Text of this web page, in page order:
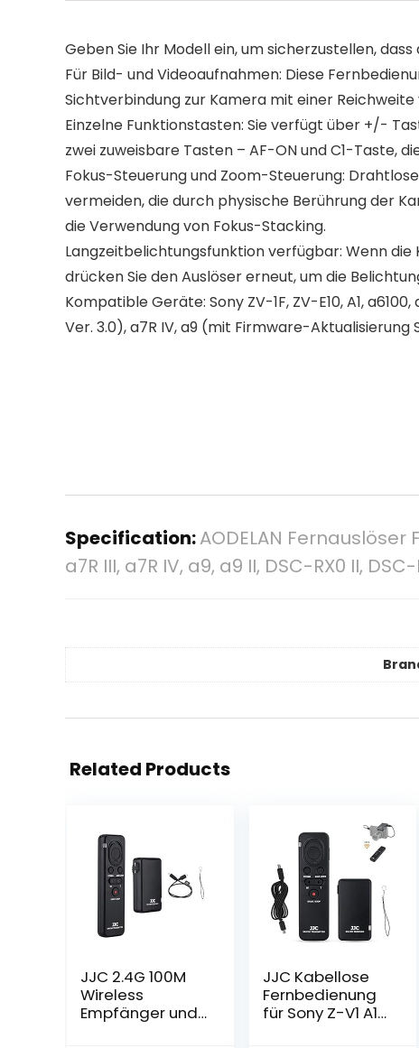
Geben Sie Ihr Modell ein, um sicherzustellen,
Für Bild- und Videoaufnahmen: Diese
Sichtverbindung zur Kamera mit einer Reichweite
Einzelne Funktionstasten: Sie verfügt über +/-
zwei zuweisbare Tasten – AF-ON und C1-Taste,
Fokus-Steuerung und Zoom-Steuerung:
vermeiden, die durch physische Berührung der
die Verwendung von Fokus-Stacking.
Langzeitbelichtungsfunktion verfügbar: Wenn die
drücken Sie den Auslöser erneut, um die
Kompatible Geräte: Sony ZV-1F, ZV-E10, A1,
Ver. 3.0), a7R IV, a9 (mit Firmware-Aktualisierung
Specification:AODELAN Fernauslöser
a7R III, a7R IV, a9, a9 II, DSC-RX0 II,
Related Products
JJC 2.4G 100M
Wireless
Empfänger und
JJC Kabellose
Fernbedienung
für Sony Z-V1 A1